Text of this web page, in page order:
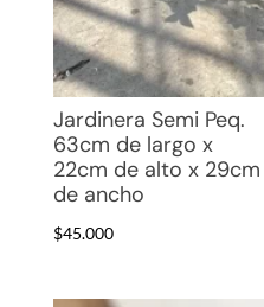
Jardinera Semi Peq.
63cm de largo x
22cm de alto x 29cm
de ancho
$45.000